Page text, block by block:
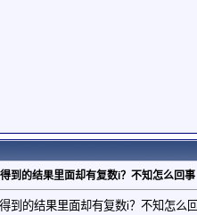
到的结果里面却有复数i？不知怎么回事
到的结果里面却有复数i？不知怎么回